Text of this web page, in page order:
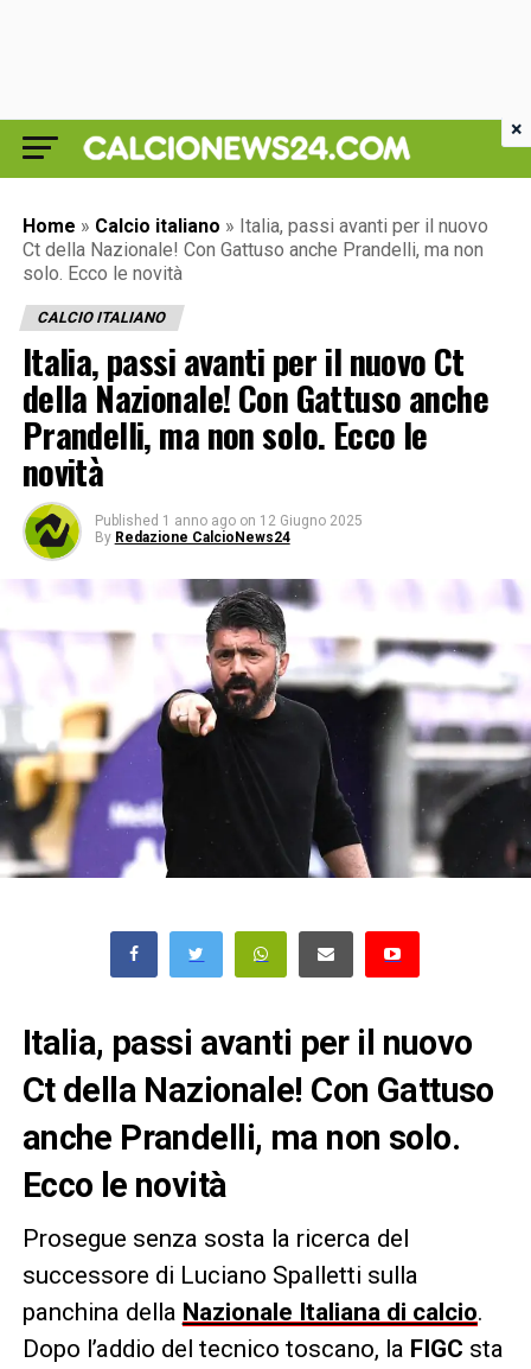
Home » Calcio italiano » Italia, passi avanti per il nuovo
Ct della Nazionale! Con Gattuso anche Prandelli, ma non
solo. Ecco le novità
CALCIO ITALIANO
Italia, passi avanti per il nuovo Ct
della Nazionale! Con Gattuso anche
Prandelli, ma non solo. Ecco le
novità
Published 1 anno ago on 12 Giugno 2025
By Redazione CalcioNews24
Italia, passi avanti per il nuovo
Ct della Nazionale! Con Gattuso
anche Prandelli, ma non solo.
Ecco le novità
Prosegue senza sosta la ricerca del
successore di Luciano Spalletti sulla
panchina della Nazionale Italiana di calcio.
Dopo l’addio del tecnico toscano, la FIGC sta
×